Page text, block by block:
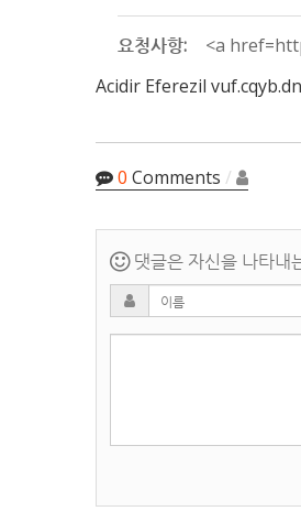
요청사항:
<a
Acidir Eferezil
0 Comments /
댓글은 자신을 나타